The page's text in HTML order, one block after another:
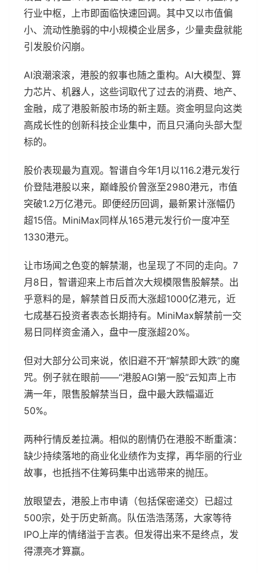
行业中枢，上市即面临快速回调。其中又以市值偏
小、流动性脆弱的中小规模企业居多，少量卖盘就能
引发股价闪崩。
AI浪潮滚滚，港股的叙事也随之重构。AI大模型、算
力芯片、机器人，这些词取代了过去的消费、地产、
金融，成了港股新股市场的新主题。资金明显向这类
高成长性的创新科技企业集中，而且只涌向头部大型
标的。
股价表现最为直观。智谱自今年1月以116.2港元发行
价登陆港股以来，巅峰股价曾涨至2980港元，市值
突破1.2万亿港元。即便经历回调，最新累计涨幅仍
超15倍。MiniMax同样从165港元发行价一度冲至
1330港元。
让市场闻之色变的解禁潮，也呈现了不同的走向。7
月8日，智谱迎来上市后首次大规模限售股解禁。出
乎意料的是，解禁首日反而大涨超1000亿港元，近
七成基石投资者表态长期持有。MiniMax解禁前一交
易日同样资金涌入，盘中一度涨超20%。
但对大部分公司来说，依旧避不开“解禁即大跌”的魔
咒。例子就在眼前——“港股AGI第一股”云知声上市
满一年，限售股解禁当日，盘中最大跌幅逼近
50%。
两种行情反差拉满。相似的剧情仍在港股不断重演：
缺少持续落地的商业化业绩作为支撑，再华丽的行业
故事，也抵挡不住筹码集中出逃带来的抛压。
放眼望去，港股上市申请（包括保密递交）已超过
500宗，处于历史新高。队伍浩浩荡荡，大家等待
IPO上岸的情绪溢于言表。但发得出来不是终点，发
得漂亮才算赢。